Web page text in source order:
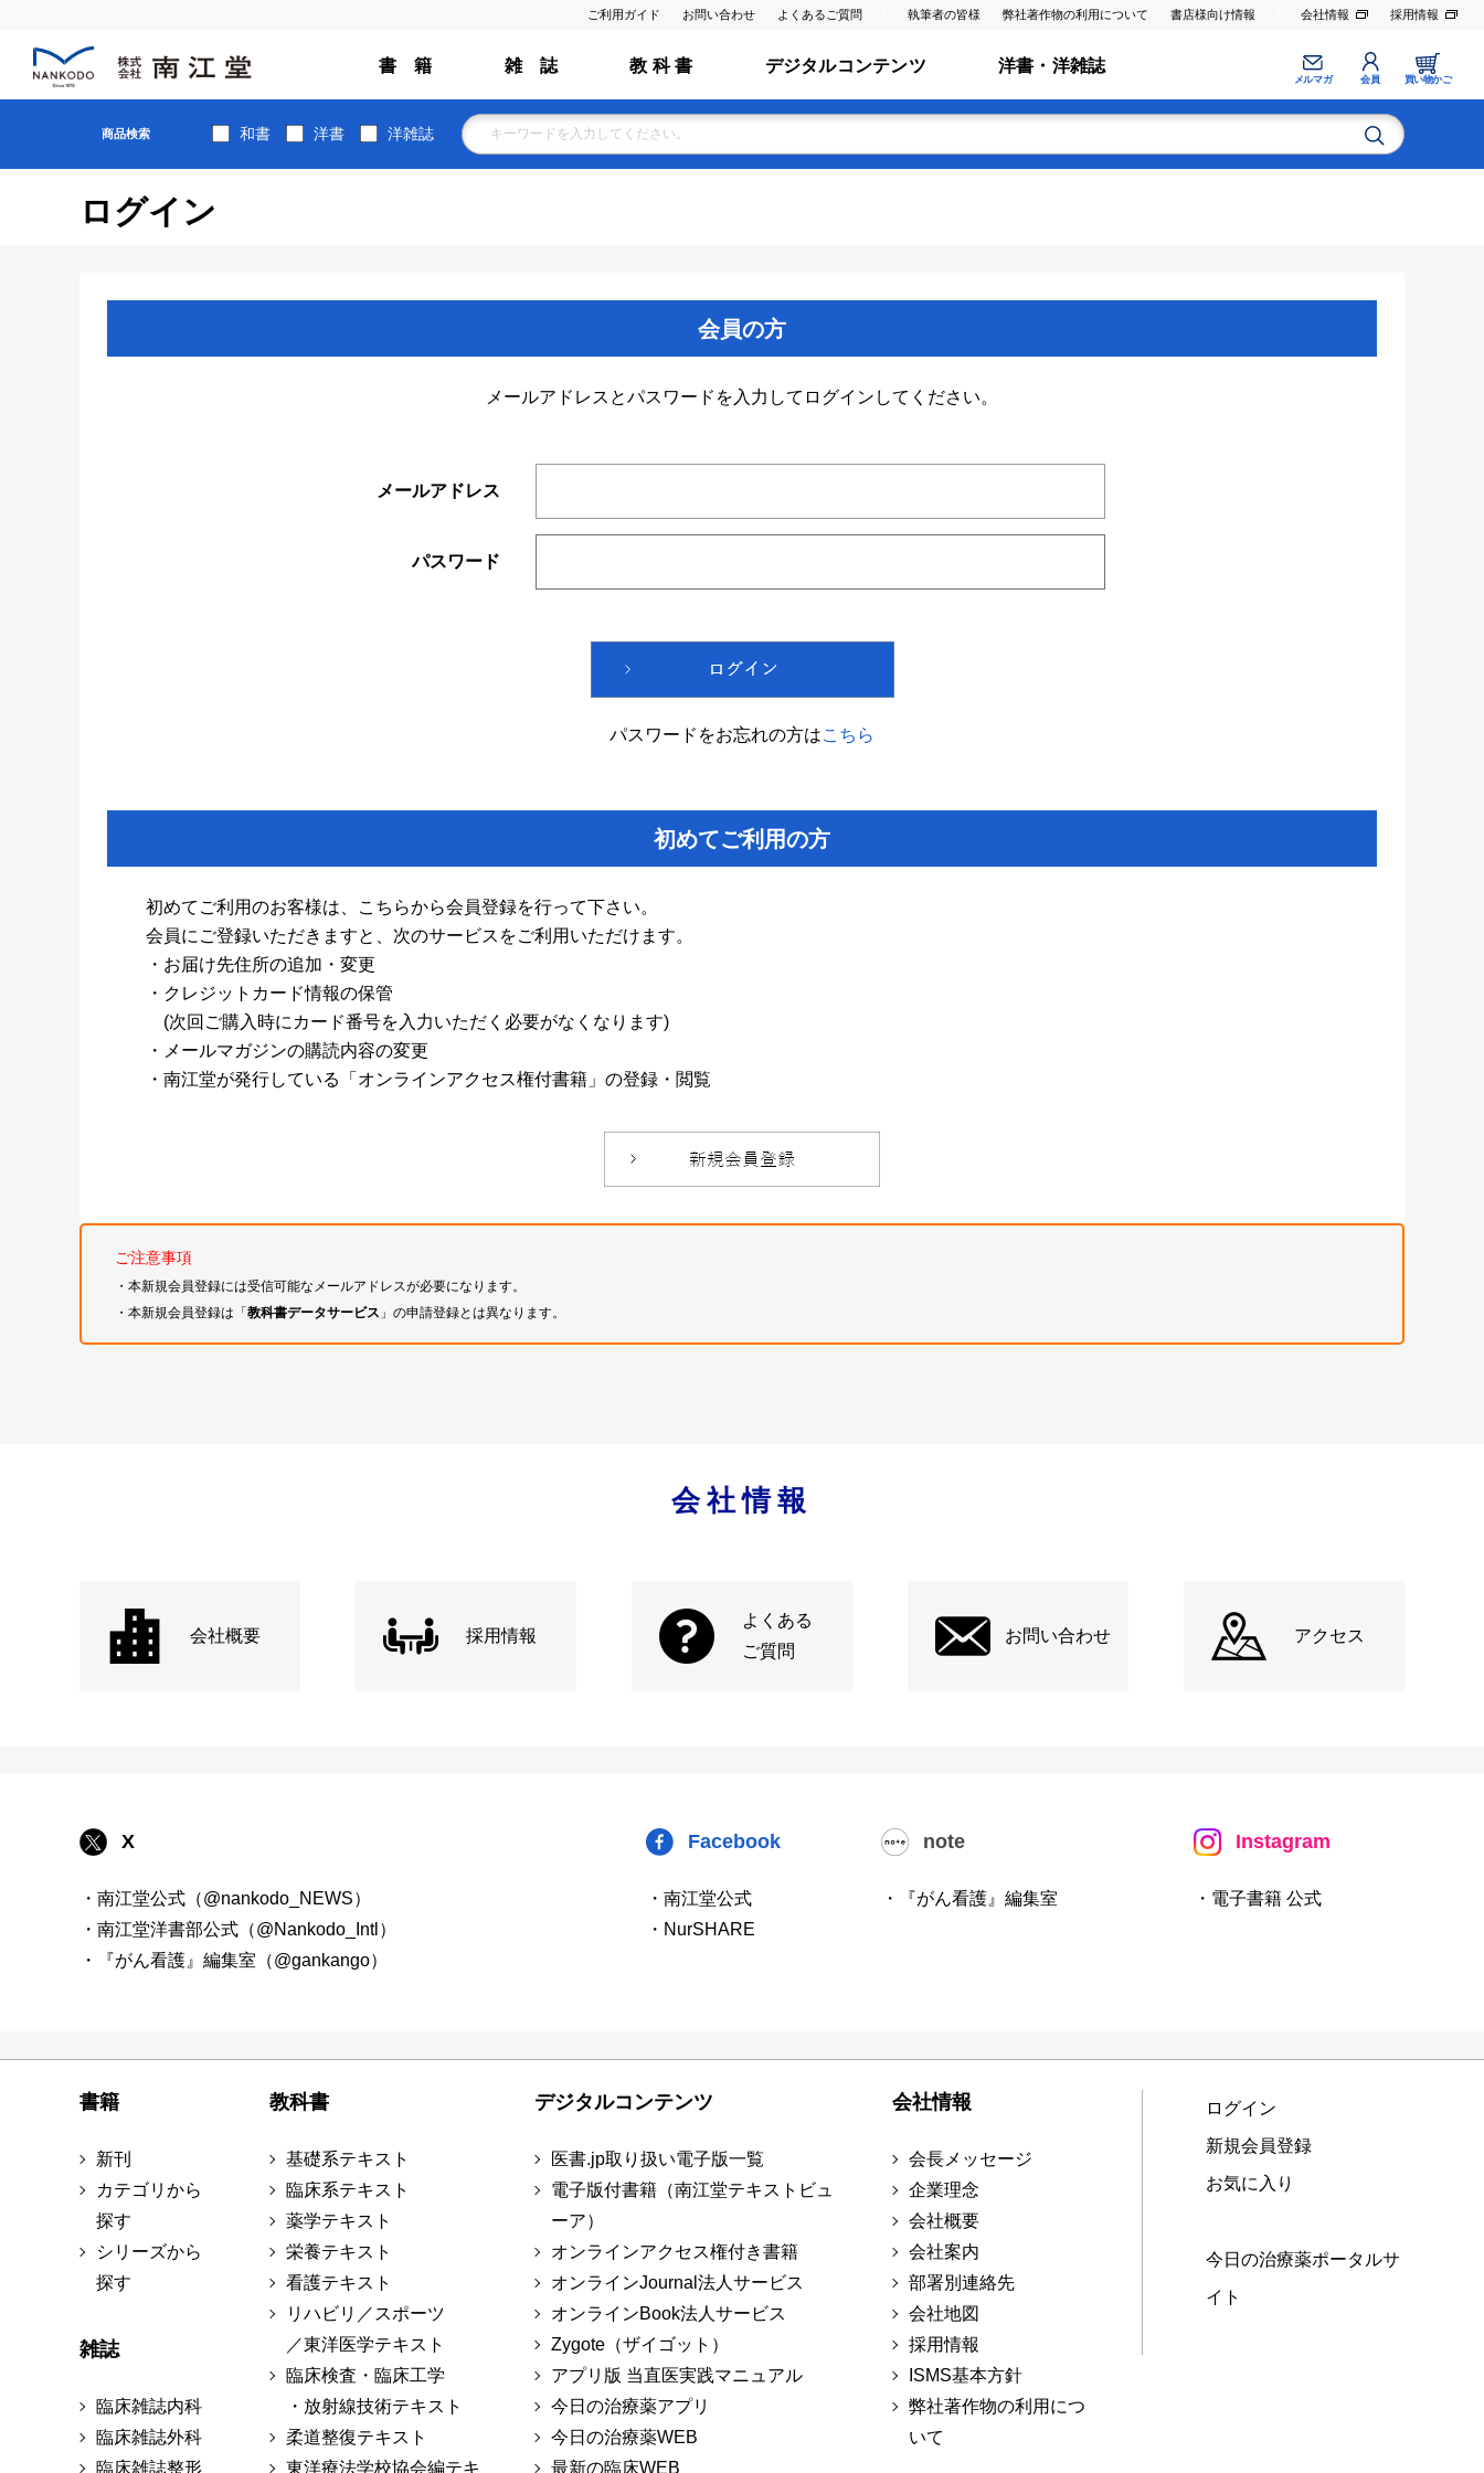
ご利用ガイド お問い合わせ よくあるご質問 執筆者の皆様 弊社著作物の利用について 書店様向け情報 会社情報 採用情報
書 籍 雑 誌 教 科 書 デジタルコンテンツ 洋書・洋雑誌
メルマガ 会員 買い物かご
商品検索 和書 洋書 洋雑誌
ログイン
会員の方
メールアドレスとパスワードを入力してログインしてください。
メールアドレス
パスワード
パスワードをお忘れの方はこちら
初めてご利用の方
初めてご利用のお客様は、こちらから会員登録を行って下さい。
会員にご登録いただきますと、次のサービスをご利用いただけます。
・お届け先住所の追加・変更
・クレジットカード情報の保管
(次回ご購入時にカード番号を入力いただく必要がなくなります)
・メールマガジンの購読内容の変更
・南江堂が発行している「オンラインアクセス権付書籍」の登録・閲覧
ご注意事項
・本新規会員登録には受信可能なメールアドレスが必要になります。
・本新規会員登録は「教科書データサービス 」の申請登録とは異なります。
会社情報
会社概要 採用情報
よくある
ご質問
お問い合わせ アクセス
X
・南江堂公式（@nankodo_NEWS）
・南江堂洋書部公式（@Nankodo_Intl）
・『がん看護』編集室（@gankango）
Facebook
・南江堂公式
・NurSHARE
note
・『がん看護』編集室
Instagram
・電子書籍 公式
書籍
新刊
カテゴリから
探す
シリーズから
探す
雑誌
臨床雑誌内科
臨床雑誌外科
臨床雑誌整形
教科書
基礎系テキスト
臨床系テキスト
薬学テキスト
栄養テキスト
看護テキスト
リハビリ／スポーツ
／東洋医学テキスト
臨床検査・臨床工学
・放射線技術テキスト
柔道整復テキスト
東洋療法学校協会編テキ
デジタルコンテンツ
医書.jp取り扱い電子版一覧
電子版付書籍（南江堂テキストビュ
ーア）
オンラインアクセス権付き書籍
オンラインJournal法人サービス
オンラインBook法人サービス
Zygote（ザイゴット）
アプリ版 当直医実践マニュアル
今日の治療薬アプリ
今日の治療薬WEB
最新の臨床WEB
会社情報
会長メッセージ
企業理念
会社概要
会社案内
部署別連絡先
会社地図
採用情報
ISMS基本方針
弊社著作物の利用につ
いて
ログイン
新規会員登録
お気に入り
今日の治療薬ポータルサ
イト